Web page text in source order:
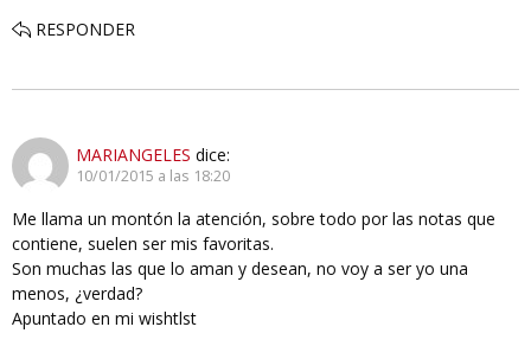
RESPONDER
MARIANGELES dice:
10/01/2015 a las 18:20
Me llama un montón la atención, sobre todo por las notas que
contiene, suelen ser mis favoritas.
Son muchas las que lo aman y desean, no voy a ser yo una
menos, ¿verdad?
Apuntado en mi wishtlst